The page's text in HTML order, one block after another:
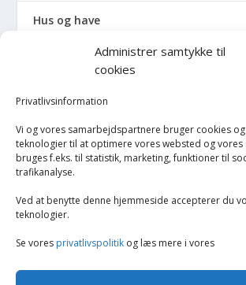
Administrer samtykke til
cookies
Privatlivsinformation
Vi og vores samarbejdspartnere bruger cookies
teknologier til at optimere vores websted og vores
bruges f.eks. til statistik, marketing, funktioner til
trafikanalyse.
Ved at benytte denne hjemmeside accepterer du
teknologier.
Se vores privatlivspolitik og læs mere i vores
Hus og have
Havemaskiner
Hvidevarer
Tørretumblere og tørreskabe
Vaskemaskiner
Køkken
Opvarmning